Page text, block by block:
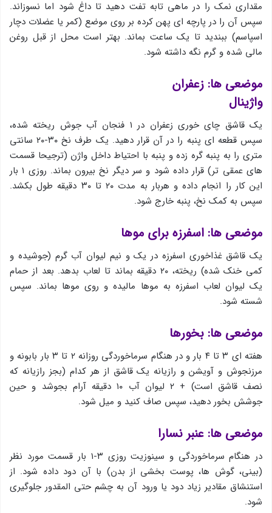
مقداری نمک را در ماهی تابه تفت دهید تا داغ شود اما نسوزاند.
سپس آن را در پارچه ای پهن کرده بر روی موضع (کمر یا عضلات دچار
اسپاسم) ببندید تا یک ساعت بماند. بهتر است محل از قبل روغن
مالی شده و گرم نگه داشته شود.
موضعی ها: زعفران
واژینال
یک قاشق چای خوری زعفران در ۱ فنجان آب جوش ریخته شده،
سپس قطعه ای پنبه را در آن قرار دهید. یک طرف نخ ۳۰-۲۰ سانتی
متری را به پنبه گره زده و پنبه با احتیاط داخل واژن (ترجیحا قسمت
های عمقی تر) قرار داده شود و سر دیگر نخ بیرون بماند. روزی ۱ بار
این کار را انجام داده و هربار به مدت ۲۰ تا ۳۰ دقیقه طول بکشد.
سپس به کمک نخ، پنبه خارج شود.
موضعی ها: اسفرزه برای موها
یك قاشق غذاخوری اسفرزه در یك و نیم لیوان آب گرم (جوشیده و
کمی خنک شده) ریخته، ۲۰ دقیقه بماند تا لعاب بدهد. بعد از حمام
یک لیوان لعاب اسفرزه به موها مالیده و روی موها بماند. سپس
شسته شود.
موضعی ها: بخورها
هفته ای ۳ تا ۴ بار و در هنگام سرماخوردگی روزانه ۲ تا ۳ بار بابونه و
مرزنجوش و آویشن و رازیانه یک قاشق از هر کدام (بجز رازیانه که
نصف قاشق است) + ۲ لیوان آب ۱۰ دقیقه آرام بجوشد و حین
جوشش بخور دهید، سپس صاف کنید و میل شود.
موضعی ها: عنبر نسارا
در هنگام سرماخوردگی و سینوزیت روزی ۳-۱ بار قسمت مورد نظر
(بینی، گوش ها، پوست بخشی از بدن) با آن دود داده شود. از
استنشاق مقادیر زیاد دود یا ورود آن به چشم حتی المقدور جلوگیری
شود.